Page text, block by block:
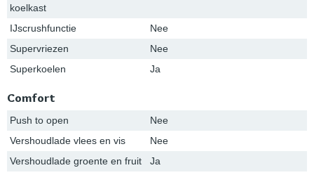
koelkast
IJscrushfunctie
Nee
Supervriezen
Nee
Superkoelen
Ja
Comfort
Push to open
Nee
Vershoudlade vlees en vis
Nee
Vershoudlade groente en fruit
Ja